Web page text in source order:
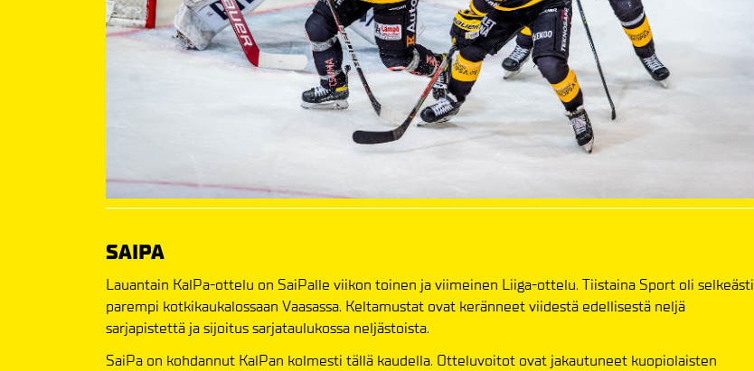
SAIPA
Lauantain KalPa-ottelu on SaiPalle viikon toinen ja viimeinen Liiga-ottelu. Tiistaina Sport oli selkeästi
parempi kotkikaukalossaan Vaasassa. Keltamustat ovat keränneet viidestä edellisestä neljä
sarjapistettä ja sijoitus sarjataulukossa neljästoista.
SaiPa on kohdannut KalPan kolmesti tällä kaudella. Otteluvoitot ovat jakautuneet kuopiolaisten